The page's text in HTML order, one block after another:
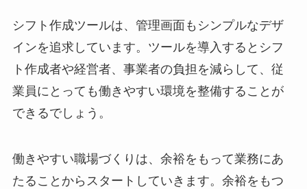
シフト作成ツールは、管理画面もシンプルなデザ
インを追求しています。ツールを導入するとシフ
ト作成者や経営者、事業者の負担を減らして、従
業員にとっても働きやすい環境を整備することが
できるでしょう。
働きやすい職場づくりは、余裕をもって業務にあ
たることからスタートしていきます。余裕をもつ